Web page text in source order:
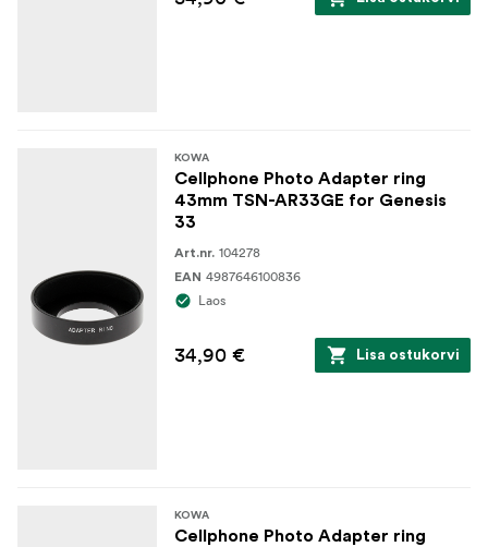
KOWA
Cellphone Photo Adapter ring
43mm TSN-AR33GE for Genesis
33
Art.nr. 104278
EAN 4987646100836
Laos
34,90 € Lisa ostukorvi
KOWA
Cellphone Photo Adapter ring